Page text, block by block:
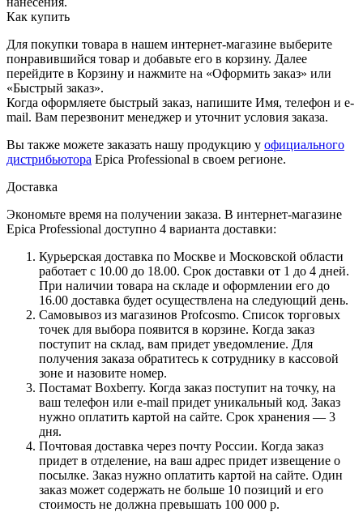
Как купить
Для покупки товара в нашем интернет-магазине выберите
понравившийся товар и добавьте его в корзину. Далее
перейдите в Корзину и нажмите на «Оформить заказ» или
«Быстрый заказ».
Когда оформляете быстрый заказ, напишите Имя, телефон и e-
mail. Вам перезвонит менеджер и уточнит условия заказа.
Вы также можете заказать нашу продукцию у официального
дистрибьютора Epica Professional в своем регионе.
Доставка
Экономьте время на получении заказа. В интернет-магазине
Epica Professional доступно 4 варианта доставки:
Курьерская доставка по Москве и Московской области
работает с 10.00 до 18.00. Срок доставки от 1 до 4 дней.
При наличии товара на складе и оформлении его до
16.00 доставка будет осуществлена на следующий день.
Самовывоз из магазинов Profcosmo. Список торговых
точек для выбора появится в корзине. Когда заказ
поступит на склад, вам придет уведомление. Для
получения заказа обратитесь к сотруднику в кассовой
зоне и назовите номер.
Постамат Boxberry. Когда заказ поступит на точку, на
ваш телефон или e-mail придет уникальный код. Заказ
нужно оплатить картой на сайте. Срок хранения — 3
дня.
Почтовая доставка через почту России. Когда заказ
придет в отделение, на ваш адрес придет извещение о
посылке. Заказ нужно оплатить картой на сайте. Один
заказ может содержать не больше 10 позиций и его
стоимость не должна превышать 100 000 р.